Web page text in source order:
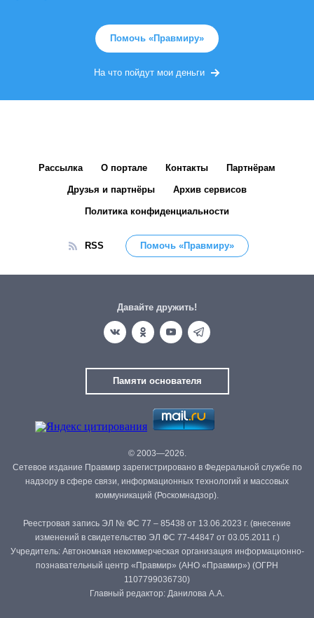
Помочь «Правмиру»
На что пойдут мои деньги
Рассылка О портале Контакты Партнёрам
Друзья и партнёры Архив сервисов
Политика конфиденциальности
RSS Помочь «Правмиру»
Давайте дружить!
Памяти основателя
© 2003—2026.
Сетевое издание Правмир зарегистрировано в Федеральной службе по
надзору в сфере связи, информационных технологий и массовых
коммуникаций (Роскомнадзор).
Реестровая запись ЭЛ № ФС 77 – 85438 от 13.06.2023 г. (внесение
изменений в свидетельство ЭЛ ФС 77-44847 от 03.05.2011 г.)
Учредитель: Автономная некоммерческая организация информационно-
познавательный центр «Правмир» (АНО «Правмир») (ОГРН
1107799036730)
Главный редактор: Данилова А.А.